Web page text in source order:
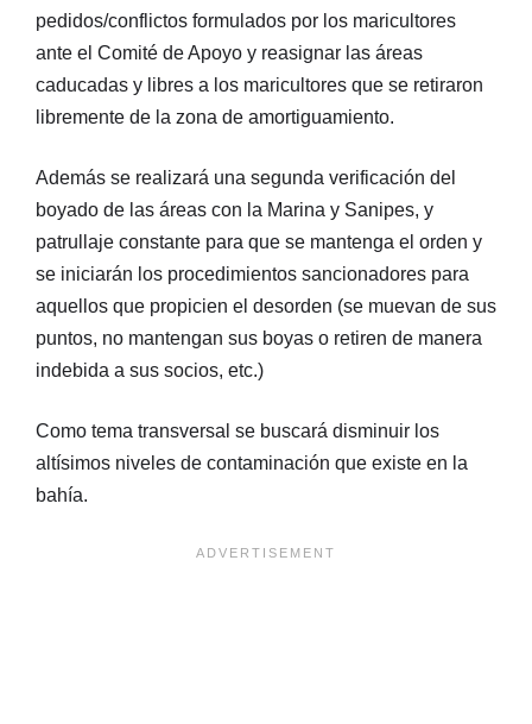
pedidos/conflictos formulados por los maricultores
ante el Comité de Apoyo y reasignar las áreas
caducadas y libres a los maricultores que se retiraron
libremente de la zona de amortiguamiento.
Además se realizará una segunda verificación del
boyado de las áreas con la Marina y Sanipes, y
patrullaje constante para que se mantenga el orden y
se iniciarán los procedimientos sancionadores para
aquellos que propicien el desorden (se muevan de sus
puntos, no mantengan sus boyas o retiren de manera
indebida a sus socios, etc.)
Como tema transversal se buscará disminuir los
altísimos niveles de contaminación que existe en la
bahía.